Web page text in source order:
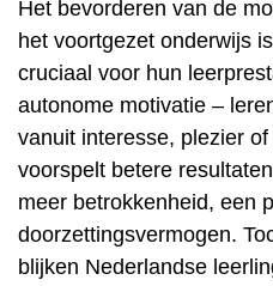
Het bevorderen van de
het voortgezet onderwijs is
cruciaal voor hun
autonome motivatie –
vanuit interesse, plezier
voorspelt betere
meer betrokkenheid, een
doorzettingsvermogen.
blijken Nederlandse